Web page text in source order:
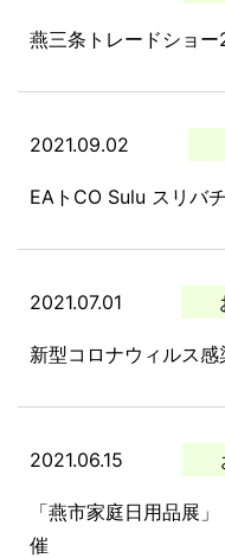
燕三条トレードショ
2021.09.02
EAトCO Sulu スリバ
2021.07.01
新型コロナウィルス
2021.06.15
「燕市家庭日用品展
催